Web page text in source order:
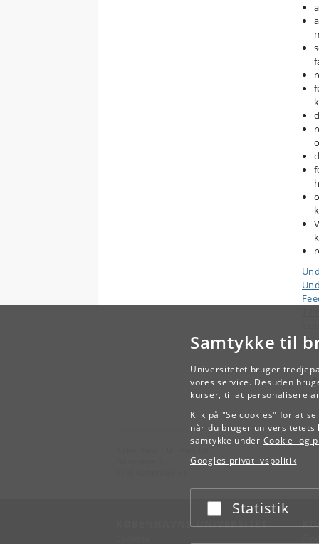
Samtykke til
Universitetet bruger
vores service. Desuden
kurser, til at personalisere
Klik på "Se cookies" for at
når du bruger universitetets
samtykke under Cookie- og
Googles privatlivspolitik
Acceptér eller afslå
Statistik
KØBENHAVNS UNIVERSITET